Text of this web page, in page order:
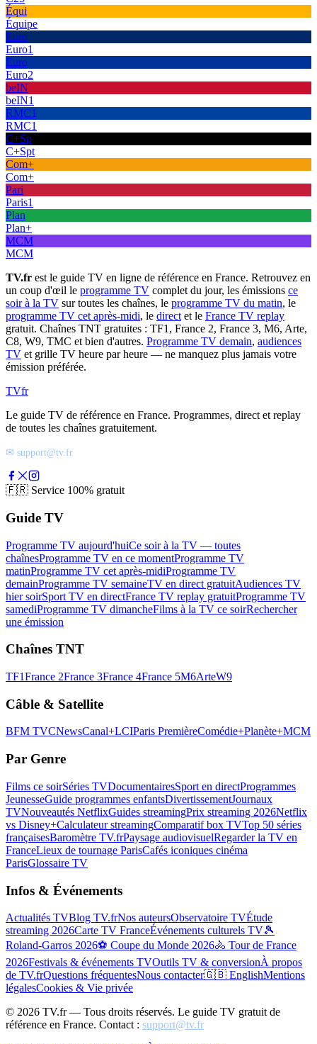
Équi
Équipe
Euro
Euro1
Euro
Euro2
beIN
beIN1
RMC1
RMC1
C+Sp
C+Spt
Com+
Com+
Pari
Paris1
Plan
Plan+
MCM
MCM
TV.fr est le guide TV en ligne de référence en France. Retrouvez en
un coup d'œil le programme TV complet du jour, les émissions ce
soir à la TV sur toutes les chaînes, le programme TV du matin, le
programme TV cet après-midi, le direct et le France TV replay
gratuit. Chaînes TNT gratuites : TF1, France 2, France 3, M6, Arte,
C8, W9, TMC et bien d'autres. Programme TV demain, audiences
TV et grille TV heure par heure — ne manquez plus jamais votre
émission préférée.
TVfr
Le guide TV de référence en France. Programmes, direct et replay
de toutes les chaînes gratuitement.
✉ support@tv.fr
🇫🇷 Service 100% gratuit
Guide TV
Programme TV aujourd'huiCe soir à la TV — toutes
chaînesProgramme TV en ce momentProgramme TV
matinProgramme TV cet après-midiProgramme TV
demainProgramme TV semaineTV en direct gratuitAudiences TV
hier soirSport TV en directFrance TV replay gratuitProgramme TV
samediProgramme TV dimancheFilms à la TV ce soirRechercher
une émission
Chaînes TNT
TF1France 2France 3France 4France 5M6ArteW9
Câble & Satellite
BFM TVCNewsCanal+LCIParis PremièreComédie+Planète+MCM
Par Genre
Films ce soirSéries TVDocumentairesSport en directProgrammes
JeunesseGuide programmes enfantsDivertissementJournaux
TVNouveautés NetflixGuides streamingPrix streaming 2026Netflix
vs Disney+Calculateur streamingComparatif box TVTop 50 séries
françaisesBaromètre TV.frPaysage audiovisuelRegarder la TV en
FranceLieux de tournage ParisCafés iconiques cinéma
ParisGlossaire TV
Infos & Événements
Actualités TVBlog TV.frNos auteursObservatoire TVÉtude
streaming 2026Carte TV FranceÉvénements culturels TV🎾
Roland-Garros 2026⚽ Coupe du Monde 2026🚴 Tour de France
2026Festivals & événements TVOutils TV & conversionÀ propos
de TV.frQuestions fréquentesNous contacter🇬🇧 EnglishMentions
légalesCookies & Vie privée
© 2026 TV.fr — Tous droits réservés. Le guide TV gratuit de
référence en France. Contact : support@tv.fr